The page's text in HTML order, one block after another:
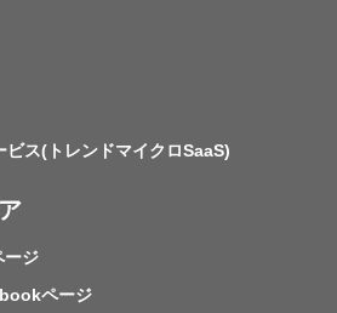
ス(トレンドマイクロSaaS)
ージ
ページ